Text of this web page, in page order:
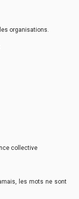
organisations.
collective
les mots ne sont